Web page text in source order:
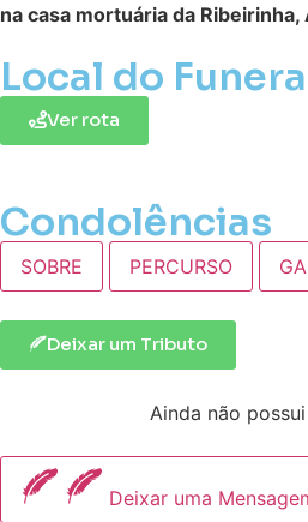
na casa mortuária da
Local do
Ver rota
Condolências
SOBRE PERCURSO
Deixar um Tributo
Ainda não
Deixar uma